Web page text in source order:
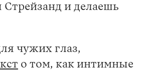
и делаешь
чужих глаз,
о том, как интимные